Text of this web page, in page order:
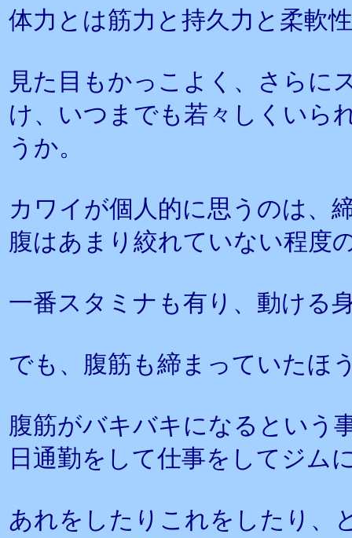
体力とは筋力と持久力と柔軟
見た目もかっこよく、さらに
け、いつまでも若々しくいら
うか。
カワイが個人的に思うのは、
腹はあまり絞れていない程度
一番スタミナも有り、動ける
でも、腹筋も締まっていたほ
腹筋がバキバキになるという
日通勤をして仕事をしてジム
あれをしたりこれをしたり、